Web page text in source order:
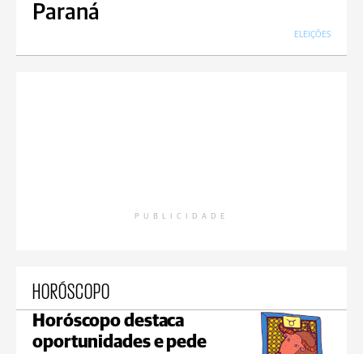
Paraná
ELEIÇÕES
PUBLICIDADE
HORÓSCOPO
Horóscopo destaca
oportunidades e pede